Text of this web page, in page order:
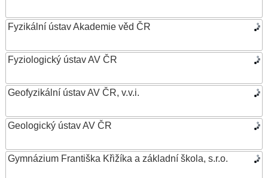
Fyzikální ústav Akademie věd ČR
Fyziologický ústav AV ČR
Geofyzikální ústav AV ČR, v.v.i.
Geologický ústav AV ČR
Gymnázium Františka Křižíka a základní škola, s.r.o.